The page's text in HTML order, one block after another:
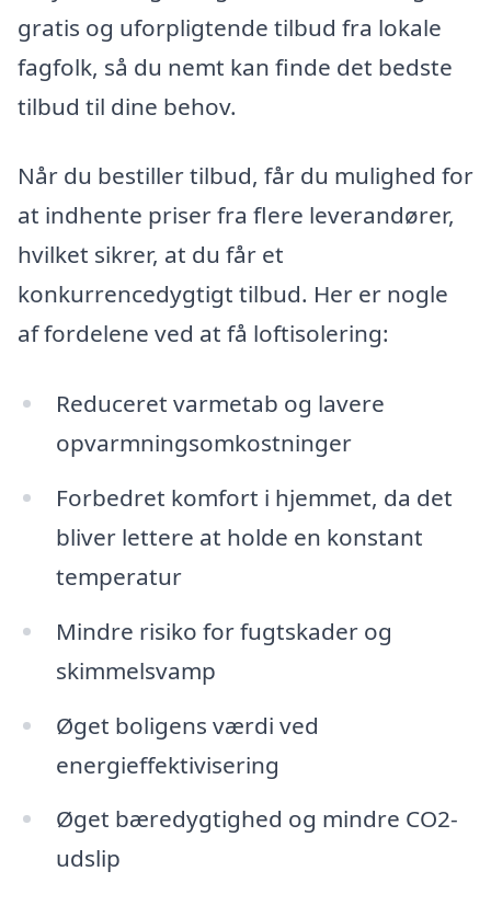
gratis og uforpligtende tilbud fra lokale
fagfolk, så du nemt kan finde det bedste
tilbud til dine behov.
Når du bestiller tilbud, får du mulighed for
at indhente priser fra flere leverandører,
hvilket sikrer, at du får et
konkurrencedygtigt tilbud. Her er nogle
af fordelene ved at få loftisolering:
Reduceret varmetab og lavere
opvarmningsomkostninger
Forbedret komfort i hjemmet, da det
bliver lettere at holde en konstant
temperatur
Mindre risiko for fugtskader og
skimmelsvamp
Øget boligens værdi ved
energieffektivisering
Øget bæredygtighed og mindre CO2-
udslip